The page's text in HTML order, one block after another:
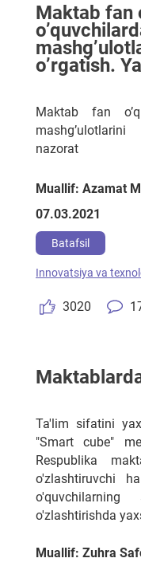
Maktab fan
o’rgatish.
Maktab fan
nazorat
Muallif: Azamat
07.03.2021
Batafsil
3020
Innovatsiya va
Ta'lim sifatini
"Smart cube"
Respublika
o'zlashtiruvchi
o'zlashtirishda
Muallif: Zuhra